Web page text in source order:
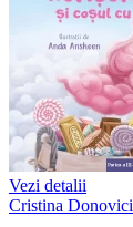
Vezi detalii
Cristina Donovici